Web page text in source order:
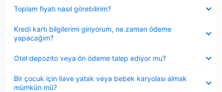
Toplam fiyatı nasıl görebilirim?
Kredi kartı bilgilerimi giriyorum, ne zaman ödeme
yapacağım?
Otel depozito veya ön ödeme talep ediyor mu?
Bir çocuk için ilave yatak veya bebek karyolası almak
mümkün mü?